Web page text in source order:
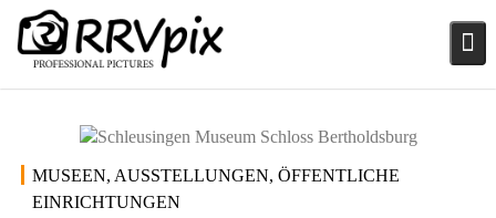
content
Mai 10, 2021
Thomas Dreger
Katalog
MUSEEN, AUSSTELLUNGEN, ÖFFENTLICHE
EINRICHTUNGEN